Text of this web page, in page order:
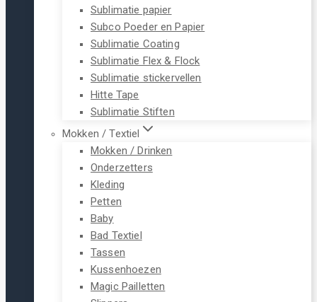
Sublimatie papier
Subco Poeder en Papier
Sublimatie Coating
Sublimatie Flex & Flock
Sublimatie stickervellen
Hitte Tape
Sublimatie Stiften
Mokken / Textiel
Mokken / Drinken
Onderzetters
Kleding
Petten
Baby
Bad Textiel
Tassen
Kussenhoezen
Magic Pailletten